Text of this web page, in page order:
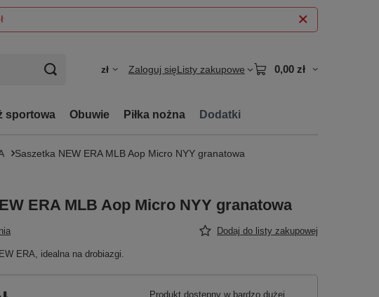
zł Zaloguj sięListy zakupowe 0,00 zł
sportowa Obuwie Piłka nożna Dodatki
Saszetka NEW ERA MLB Aop Micro NYY granatowa
ERA MLB Aop Micro NYY granatowa
Dodaj do listy zakupowej
ERA, idealna na drobiazgi.
Produkt dostępny w bardzo dużej